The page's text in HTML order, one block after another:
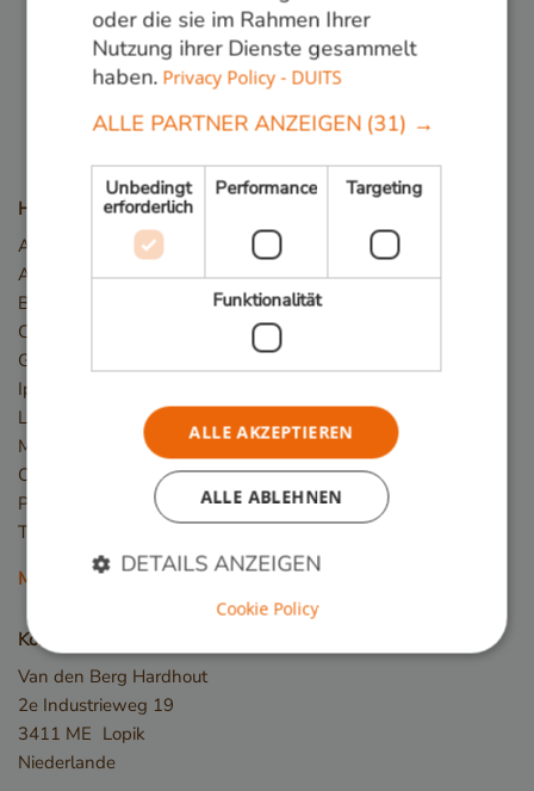
Folge uns:
Holzarten
Angelim Vermelho
Azobé / Bongossi
Basralocus
Cumaru
Guariuba/Mururé
Ipé
Louro Preto
Massaranduba
Okan/Denya
Piquia
Tali
Mehr Holzarten
Kontakt
Van den Berg Hardhout
2e Industrieweg 19
3411 ME Lopik
Niederlande
oder die sie im Rahmen Ihrer
Nutzung ihrer Dienste gesammelt
haben. Privacy Policy - DUITS
ALLE PARTNER ANZEIGEN (31) →
Unbedingt
erforderlich
Performance Targeting
Funktionalität
ALLE AKZEPTIEREN
ALLE ABLEHNEN
DETAILS ANZEIGEN
Unbedingt erforderliche Cookies ermöglichen
wesentliche Kernfunktionen der Website wie die
Cookie Policy